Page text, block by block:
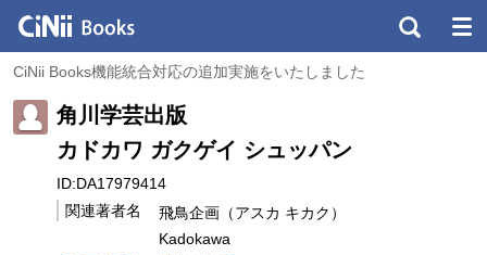
CiNii Books機能統合対応の追加実施をいたしました
角川学芸出版
カドカワ ガクゲイ シュッパン
ID:DA17979414
関連著者名
飛鳥企画（アスカ キカク）
Kadokawa